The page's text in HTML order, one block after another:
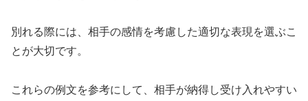
別れる際には、相手の感情を考慮した適切な表現を選ぶこ
とが大切です。
これらの例文を参考にして、相手が納得し受け入れやすい